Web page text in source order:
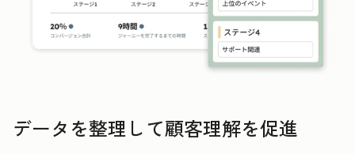
データを整理して顧客理解を促進